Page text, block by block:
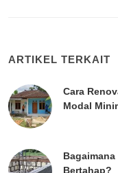
ARTIKEL TERKAIT
Cara
Modal
Bertahap?